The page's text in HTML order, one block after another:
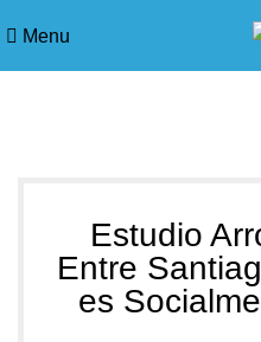
Menu
Estudio
Entre
es